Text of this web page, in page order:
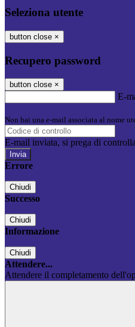
Seleziona utente
button close ×
Recupero password
button close ×
E-
Non hai una e-mail associata al nome
E-mail inviata, si prega di
Errore
Chiudi
Successo
Chiudi
Informazione
Chiudi
Attendere...
Attendere il completamento